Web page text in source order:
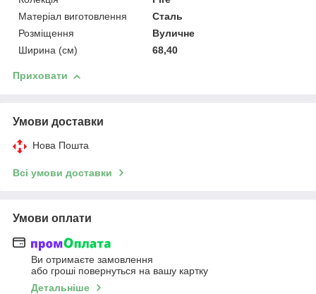
Матеріал виготовлення
Сталь
Розміщення
Вуличне
Ширина (см)
68,40
Приховати
Умови доставки
Нова Пошта
Всі умови доставки
Умови оплати
Ви отримаєте замовлення
або гроші повернуться на вашу картку
Детальніше